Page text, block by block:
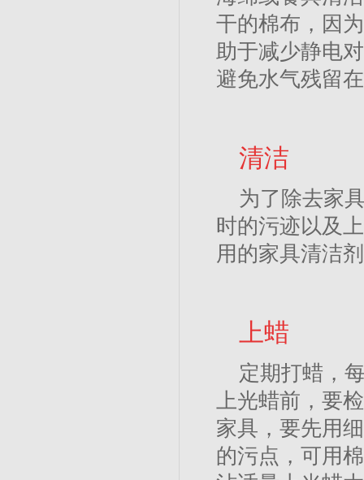
干的棉布，因
助于减少静电
避免水气残留
清洁
为了除去家
时的污迹以及
用的家具清洁
上蜡
定期打蜡，
上光蜡前，要
家具，要先用
的污点，可用